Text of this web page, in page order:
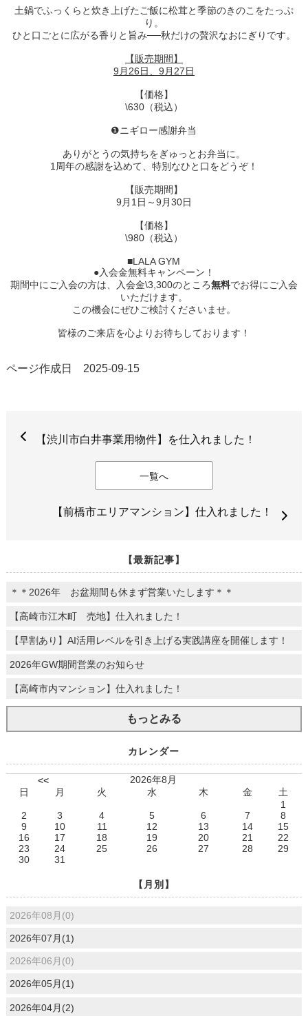
土鍋でふっくらと炊き上げたご飯に松茸と季節のきのこをたっぷ
り。
ひと口ごとに広がる香りと旨み──秋だけの贅沢なおにぎりです。
【販売期間】
9月26日、9月27日
【価格】
\630（税込）
❶ニギロー感謝弁当
ありがとうの気持ちをぎゅっとお弁当に。
1周年の感謝を込めて、特別なひと口をどうぞ！
【販売期間】
9月1日～9月30日
【価格】
\980（税込）
■LALA GYM
●入会金無料キャンペーン！
期間中にご入会の方は、入会金\3,300のところ無料でお得にご入会
いただけます。
この機会にぜひご検討くださいませ。
皆様のご来店を心よりお待ちしております！
ページ作成日 2025-09-15
【渋川市白井事業用物件】を仕入れました！
一覧へ
【前橋市エリアマンション】仕入れました！
【最新記事】
＊＊2026年 お盆期間も休まず営業いたします＊＊
【高崎市江木町 売地】仕入れました！
【早割あり】AI活用レベルを引き上げる実践講座を開催します！
2026年GW期間営業のお知らせ
【高崎市内マンション】仕入れました！
もっとみる
カレンダー
<<
2026年8月
日
月 火 水 木 金
土
1
2
3 4 5 6 7
8
9
10 11 12 13 14
15
16
17 18 19 20 21
22
23
24 25 26 27 28
29
30
31
【月別】
2026年08月(0)
2026年07月(1)
2026年06月(0)
2026年05月(1)
2026年04月(2)